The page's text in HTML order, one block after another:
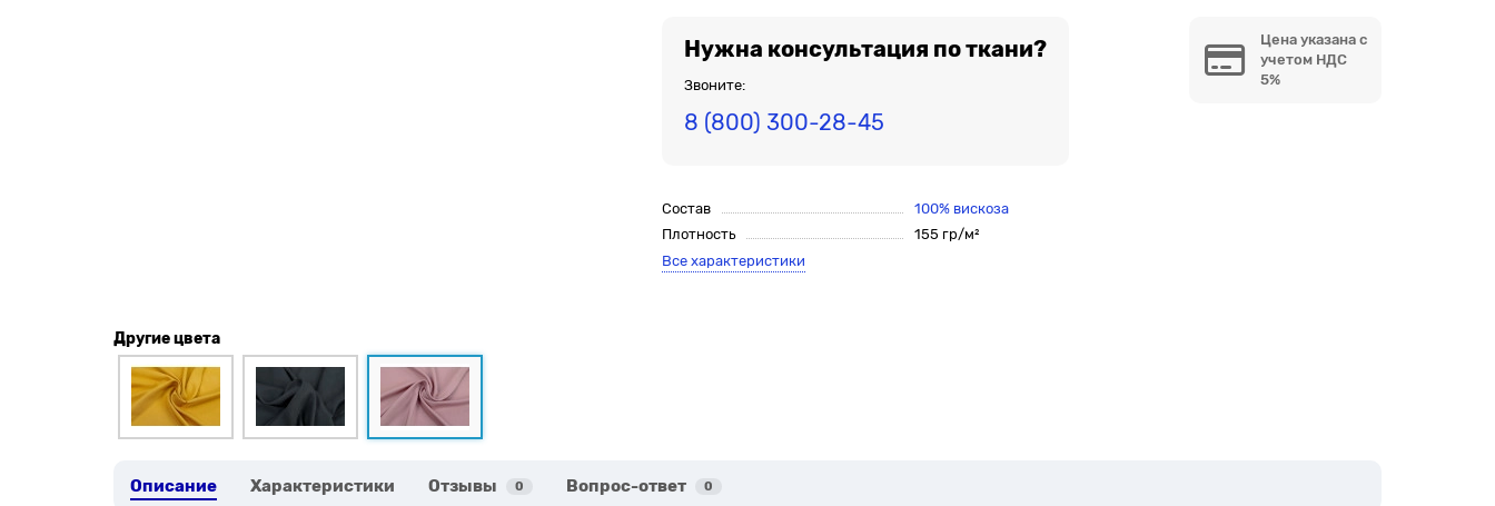
Нужна консультация по ткани?
Звоните:
8 (800) 300-28-45
Состав
100% вискоза
Плотность
155 гр/м²
Все характеристики
Цена указана с
учетом НДС
5%
Другие цвета
Описание Характеристики Отзывы 0 Вопрос-ответ 0